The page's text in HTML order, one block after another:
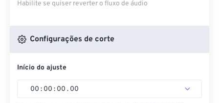
Habilite se quiser reverter o fluxo de áudio
Configurações de corte
Início do ajuste
00 : 00 : 00 . 00